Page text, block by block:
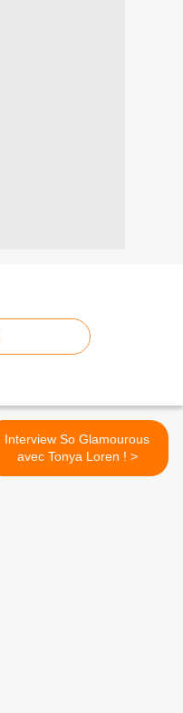
Interview So Glamourous
avec Tonya Loren ! >